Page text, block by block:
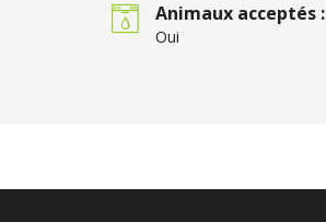
Animaux acceptés :
Oui